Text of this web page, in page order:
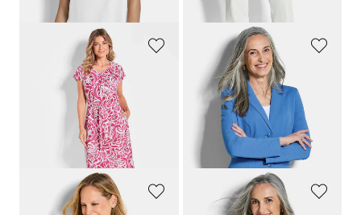
139,95 €
Meilleur prix sur 30 jours** :
(-16%)
GOLDNER
Blazer en jersey avec col tailleur
99,95 € 119,95 €